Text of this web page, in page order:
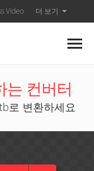
Video 더 보기
는 컨버터
로 변환하세요